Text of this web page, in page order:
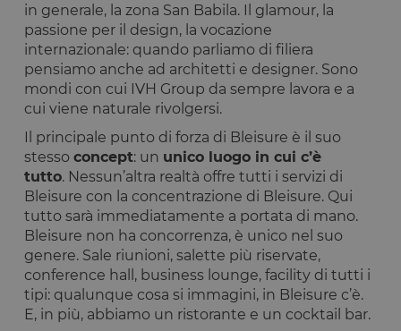
in generale, la zona San Babila. Il glamour, la
passione per il design, la vocazione
internazionale: quando parliamo di filiera
pensiamo anche ad architetti e designer. Sono
mondi con cui IVH Group da sempre lavora e a
cui viene naturale rivolgersi.
Il principale punto di forza di Bleisure è il suo
stesso concept: un unico luogo in cui c’è
tutto. Nessun’altra realtà offre tutti i servizi di
Bleisure con la concentrazione di Bleisure. Qui
tutto sarà immediatamente a portata di mano.
Bleisure non ha concorrenza, è unico nel suo
genere. Sale riunioni, salette più riservate,
conference hall, business lounge, facility di tutti i
tipi: qualunque cosa si immagini, in Bleisure c’è.
E, in più, abbiamo un ristorante e un cocktail bar.